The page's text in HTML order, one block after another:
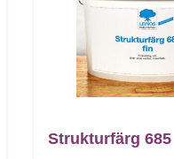
Strukturfärg 685